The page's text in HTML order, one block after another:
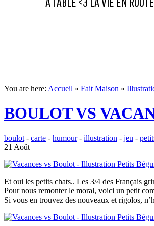
You are here: Accueil » Fait Maison »
BOULOT VS
boulot - carte - humour- illustration - jeu -
21 Août
Et oui les petits chats.. Les 3/4 des Français
Pour nous remonter le moral, voici un petit
Si vous en trouvez des nouveaux et rigolos,